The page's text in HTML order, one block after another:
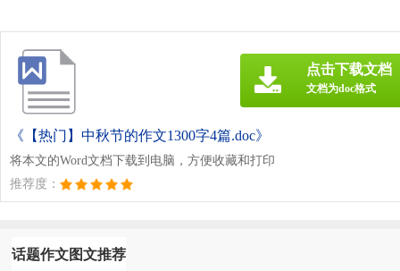
《【热门】中秋节的作文1300字4篇.doc》
将本文的Word文档下载到电脑，方便收藏和打印
推荐度：
点击下载文档
文档为doc格式
话题作文图文推荐